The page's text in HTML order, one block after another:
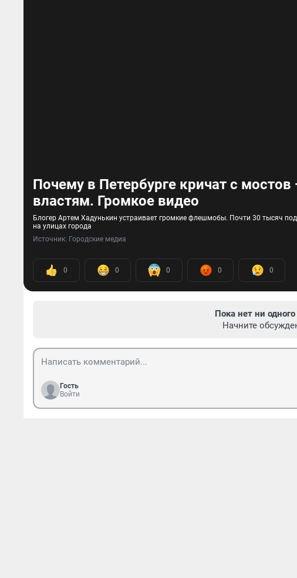
Почему в Петербурге кричат с
властям. Громкое видео
Блогер Артем Хадунькин устраивает громкие флешмобы. Почти 30 тысяч
на улицах города
Источник: Городские медиа
0 0 0 0 0
Пока нет ни
Начните
Гость
Войти